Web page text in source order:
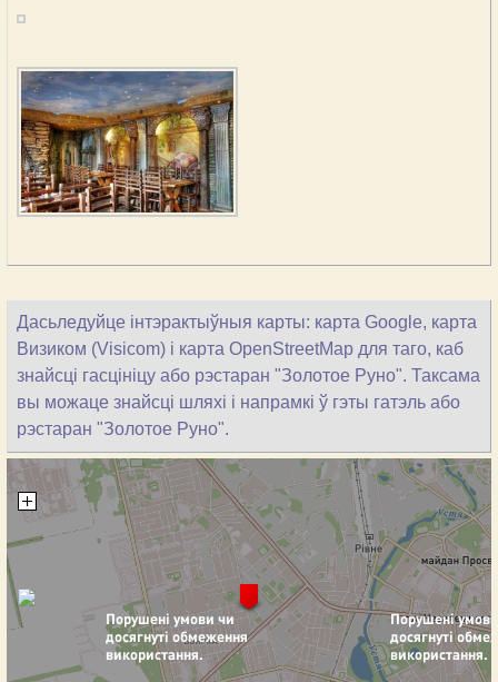
Дасьледуйце інтэрактыўныя карты: карта Google, карта
Визиком (Visicom) і карта OpenStreetMap для таго, каб
знайсці гасцініцу або рэстаран "Золотое Руно". Таксама
вы можаце знайсці шляхі і напрамкі ў гэты гатэль або
рэстаран "Золотое Руно".